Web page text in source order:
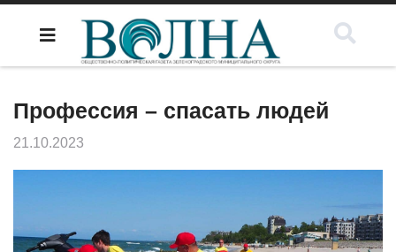
Профессия – спасать людей
21.10.2023